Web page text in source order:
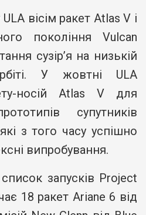
вісім ракет Atlas V і
покоління Vulcan
сузір’я на низькій
У жовтні ULA
носій Atlas V для
супутників
з того часу успішно
випробування.
запусків Project
18 ракет Ariane 6 від